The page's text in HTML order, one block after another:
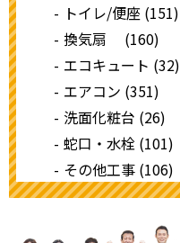
トイレ/便座 (151)
換気扇 (160)
エコキュート (32)
エアコン (351)
洗面化粧台 (26)
蛇口・水栓 (101)
その他工事 (106)